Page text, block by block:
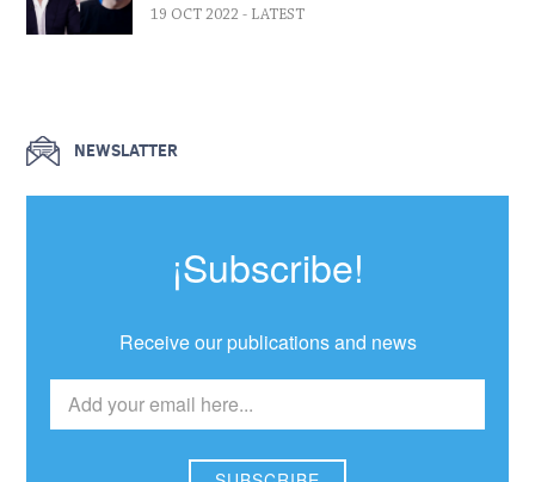
19 OCT 2022 - LATEST
NEWSLATTER
¡Subscribe!
Receive our publications and news